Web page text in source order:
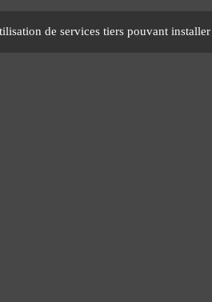
de services tiers pouvant